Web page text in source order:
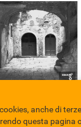
Bibliotecario Nazionale
anche di
questa pagina